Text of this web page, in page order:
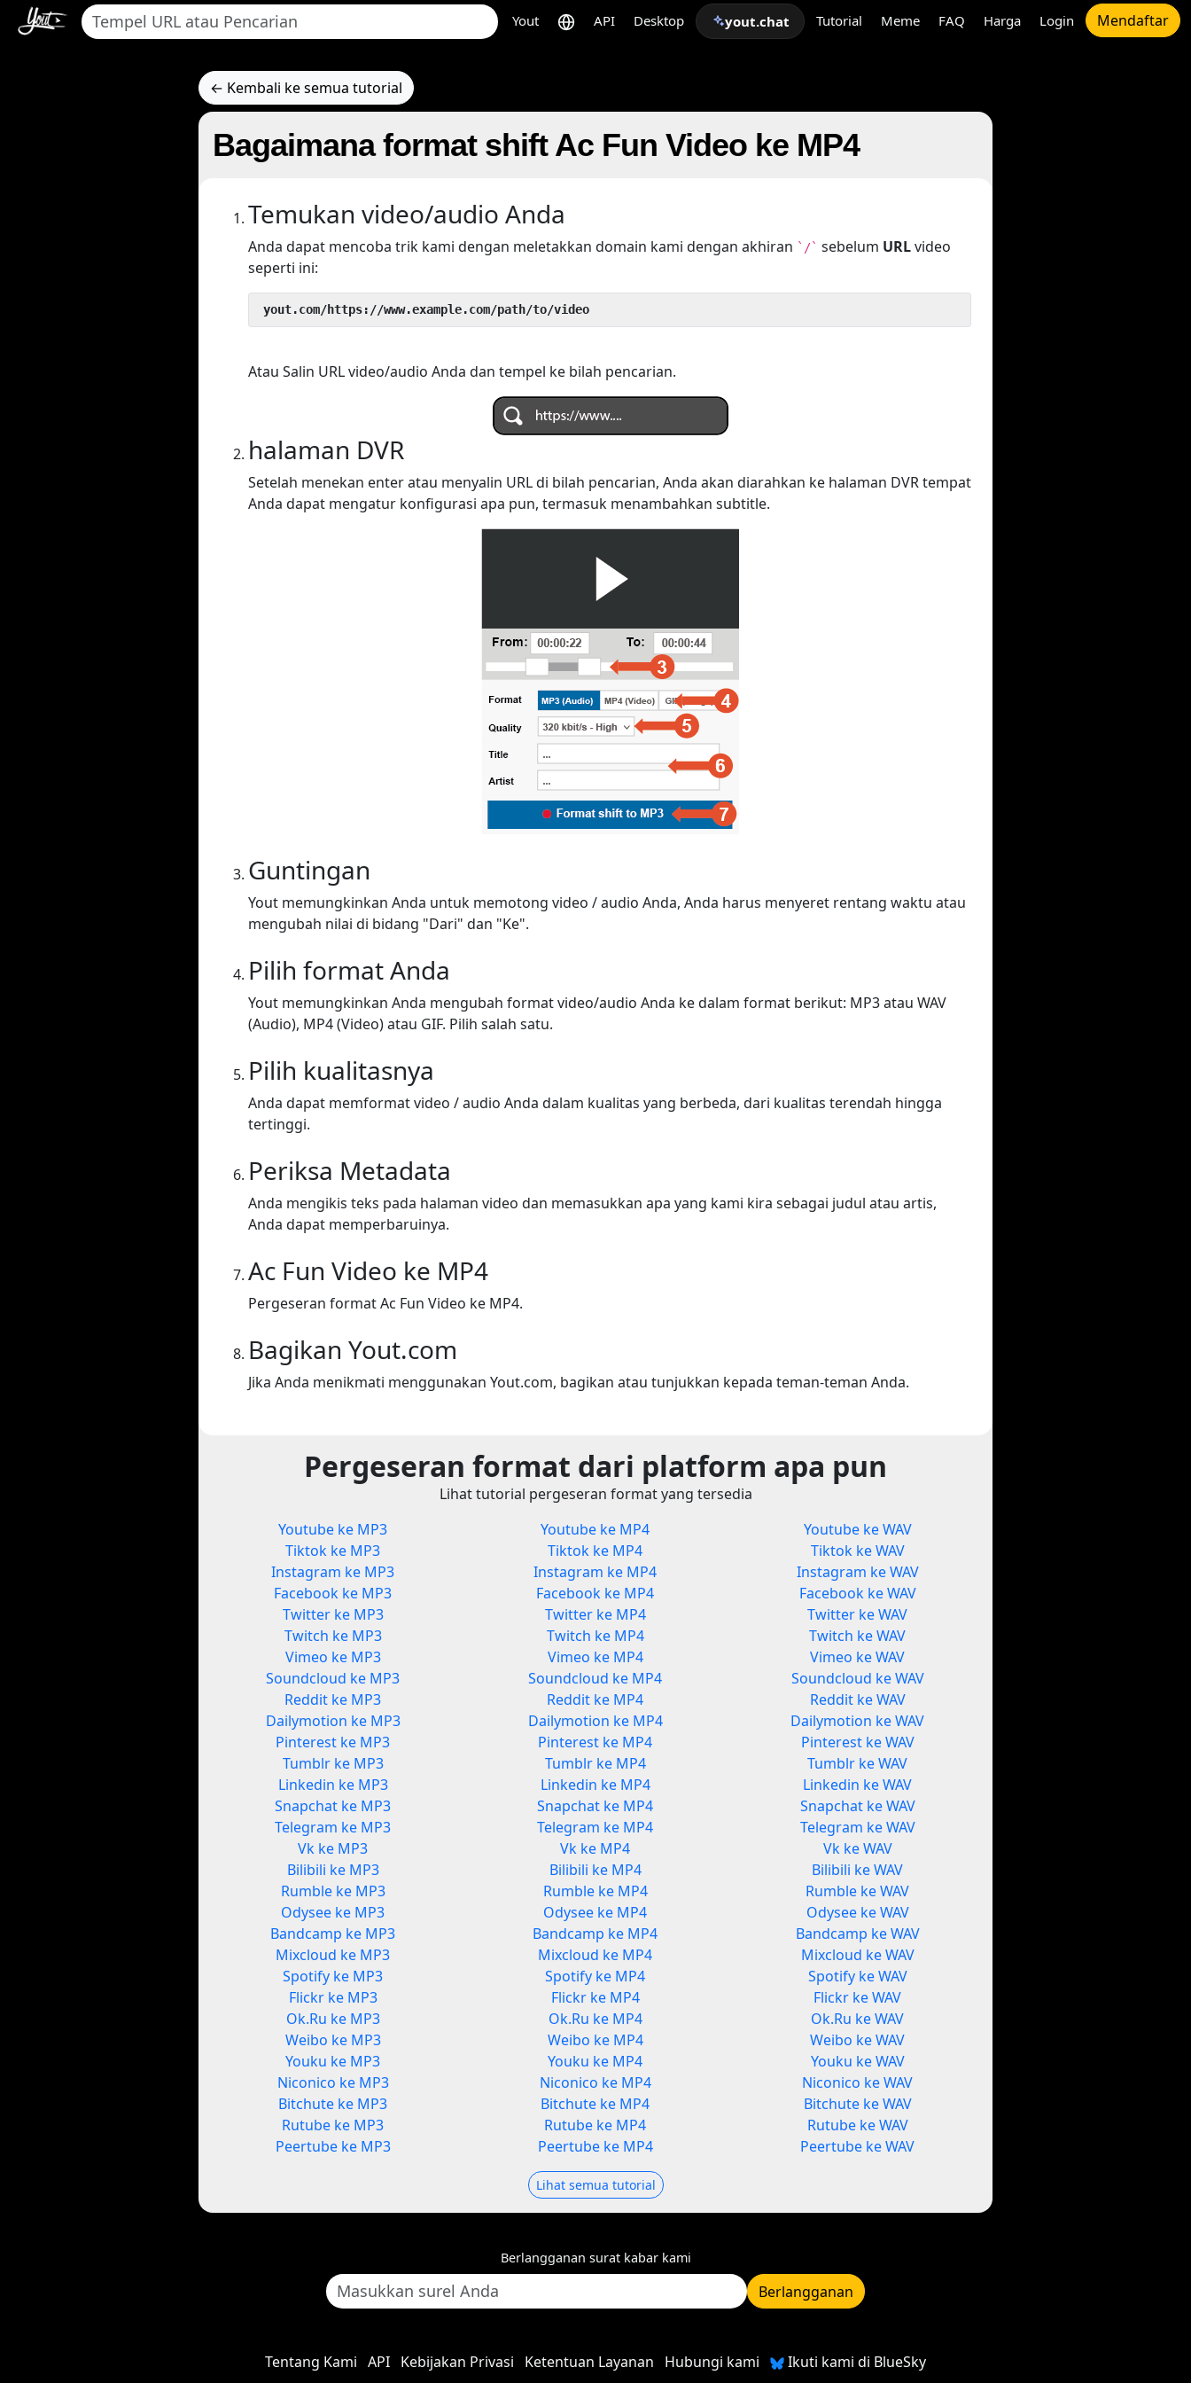
Yout API Desktop yout.chat Tutorial Meme FAQ Harga Login Mendaftar
← Kembali ke semua tutorial
Bagaimana format shift Ac Fun Video ke MP4
Temukan video/audio Anda
Anda dapat mencoba trik kami dengan meletakkan domain kami dengan akhiran `/` sebelum URLvideo
seperti ini:
yout.com/https://www.example.com/path/to/video
Atau Salin URL video/audio Anda dan tempel ke bilah pencarian.
halaman DVR
Setelah menekan enter atau menyalin URL di bilah pencarian, Anda akan diarahkan ke halaman DVR tempat
Anda dapat mengatur konfigurasi apa pun, termasuk menambahkan subtitle.
Guntingan
Yout memungkinkan Anda untuk memotong video / audio Anda, Anda harus menyeret rentang waktu atau
mengubah nilai di bidang "Dari" dan "Ke".
Pilih format Anda
Yout memungkinkan Anda mengubah format video/audio Anda ke dalam format berikut: MP3 atau WAV
(Audio), MP4 (Video) atau GIF. Pilih salah satu.
Pilih kualitasnya
Anda dapat memformat video / audio Anda dalam kualitas yang berbeda, dari kualitas terendah hingga
tertinggi.
Periksa Metadata
Anda mengikis teks pada halaman video dan memasukkan apa yang kami kira sebagai judul atau artis,
Anda dapat memperbaruinya.
Ac Fun Video ke MP4
Pergeseran format Ac Fun Video ke MP4.
Bagikan Yout.com
Jika Anda menikmati menggunakan Yout.com, bagikan atau tunjukkan kepada teman-teman Anda.
Pergeseran format dari platform apa pun
Lihat tutorial pergeseran format yang tersedia
Youtube ke MP3
Tiktok ke MP3
Instagram ke MP3
Facebook ke MP3
Twitter ke MP3
Twitch ke MP3
Vimeo ke MP3
Soundcloud ke MP3
Reddit ke MP3
Dailymotion ke MP3
Pinterest ke MP3
Tumblr ke MP3
Linkedin ke MP3
Snapchat ke MP3
Telegram ke MP3
Vk ke MP3
Bilibili ke MP3
Rumble ke MP3
Odysee ke MP3
Bandcamp ke MP3
Mixcloud ke MP3
Spotify ke MP3
Flickr ke MP3
Ok.Ru ke MP3
Weibo ke MP3
Youku ke MP3
Niconico ke MP3
Bitchute ke MP3
Rutube ke MP3
Peertube ke MP3
Youtube ke MP4
Tiktok ke MP4
Instagram ke MP4
Facebook ke MP4
Twitter ke MP4
Twitch ke MP4
Vimeo ke MP4
Soundcloud ke MP4
Reddit ke MP4
Dailymotion ke MP4
Pinterest ke MP4
Tumblr ke MP4
Linkedin ke MP4
Snapchat ke MP4
Telegram ke MP4
Vk ke MP4
Bilibili ke MP4
Rumble ke MP4
Odysee ke MP4
Bandcamp ke MP4
Mixcloud ke MP4
Spotify ke MP4
Flickr ke MP4
Ok.Ru ke MP4
Weibo ke MP4
Youku ke MP4
Niconico ke MP4
Bitchute ke MP4
Rutube ke MP4
Peertube ke MP4
Youtube ke WAV
Tiktok ke WAV
Instagram ke WAV
Facebook ke WAV
Twitter ke WAV
Twitch ke WAV
Vimeo ke WAV
Soundcloud ke WAV
Reddit ke WAV
Dailymotion ke WAV
Pinterest ke WAV
Tumblr ke WAV
Linkedin ke WAV
Snapchat ke WAV
Telegram ke WAV
Vk ke WAV
Bilibili ke WAV
Rumble ke WAV
Odysee ke WAV
Bandcamp ke WAV
Mixcloud ke WAV
Spotify ke WAV
Flickr ke WAV
Ok.Ru ke WAV
Weibo ke WAV
Youku ke WAV
Niconico ke WAV
Bitchute ke WAV
Rutube ke WAV
Peertube ke WAV
Lihat semua tutorial
Berlangganan surat kabar kami
Berlangganan
Tentang Kami API Kebijakan Privasi Ketentuan Layanan Hubungi kami Ikuti kami di BlueSky